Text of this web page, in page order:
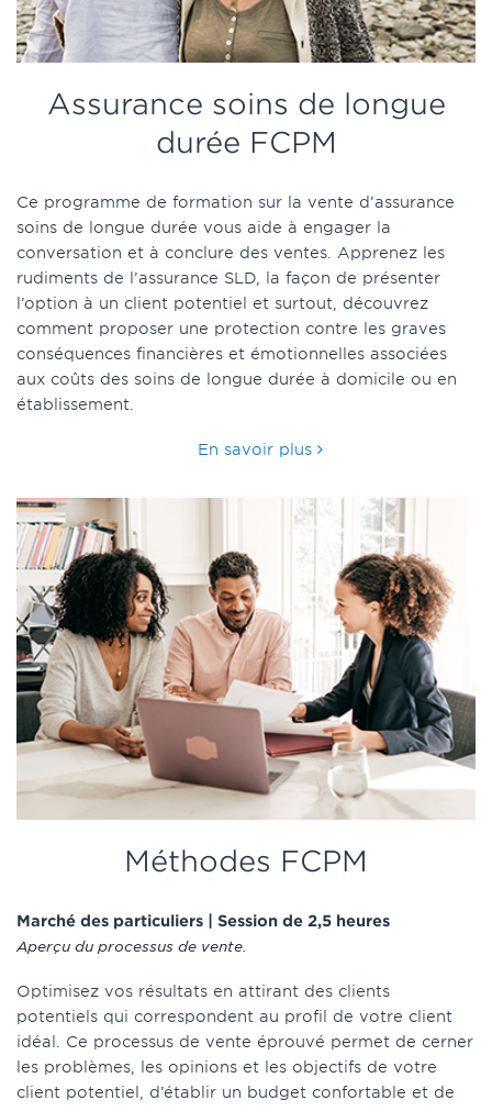
Assurance soins de longue
durée FCPM
Ce programme de formation sur la vente d’assurance
soins de longue durée vous aide à engager la
conversation et à conclure des ventes. Apprenez les
rudiments de l’assurance SLD, la façon de présenter
l’option à un client potentiel et surtout, découvrez
comment proposer une protection contre les graves
conséquences financières et émotionnelles associées
aux coûts des soins de longue durée à domicile ou en
établissement.
En savoir plus
Méthodes FCPM
Marché des particuliers | Session de 2,5 heures
Aperçu du processus de vente.
Optimisez vos résultats en attirant des clients
potentiels qui correspondent au profil de votre client
idéal. Ce processus de vente éprouvé permet de cerner
les problèmes, les opinions et les objectifs de votre
client potentiel, d’établir un budget confortable et de